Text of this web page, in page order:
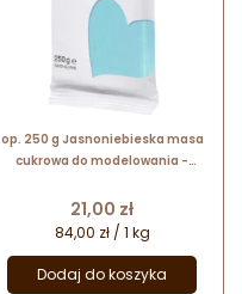
op. 250 g Jasnoniebieska masa
cukrowa do modelowania -
mocna i elastyczna
Cena
21,00 zł
84,00 zł / 1 kg
Dodaj do koszyka